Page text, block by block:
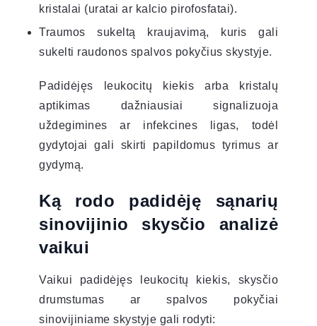
kristalai (uratai ar kalcio pirofosfatai).
Traumos sukeltą kraujavimą, kuris gali
sukelti raudonos spalvos pokyčius skystyje.
Padidėjęs leukocitų kiekis arba kristalų
aptikimas dažniausiai signalizuoja
uždegimines ar infekcines ligas, todėl
gydytojai gali skirti papildomus tyrimus ar
gydymą.
Ką rodo padidėję sąnarių
sinovijinio skysčio analizė
vaikui
Vaikui padidėjęs leukocitų kiekis, skysčio
drumstumas ar spalvos pokyčiai
sinovijiniame skystyje gali rodyti: